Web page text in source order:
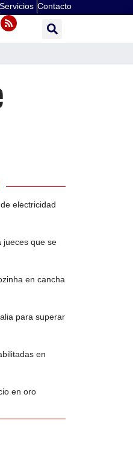
Servicios Contacto
electricidad
jueces que se
en cancha
para superar
en
en oro